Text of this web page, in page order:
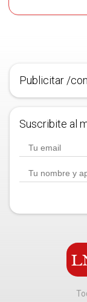
Publicitar /
Suscribite al